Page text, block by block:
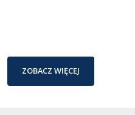
ZOBACZ WIĘCEJ